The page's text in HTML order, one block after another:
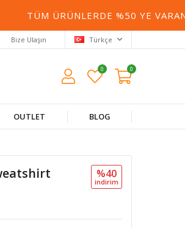
TÜM ÜRÜNLERDE %50 YE VARAN
Bize Ulaşın Türkçe
0 0
OUTLET BLOG
%40
i̇ndi̇ri̇m